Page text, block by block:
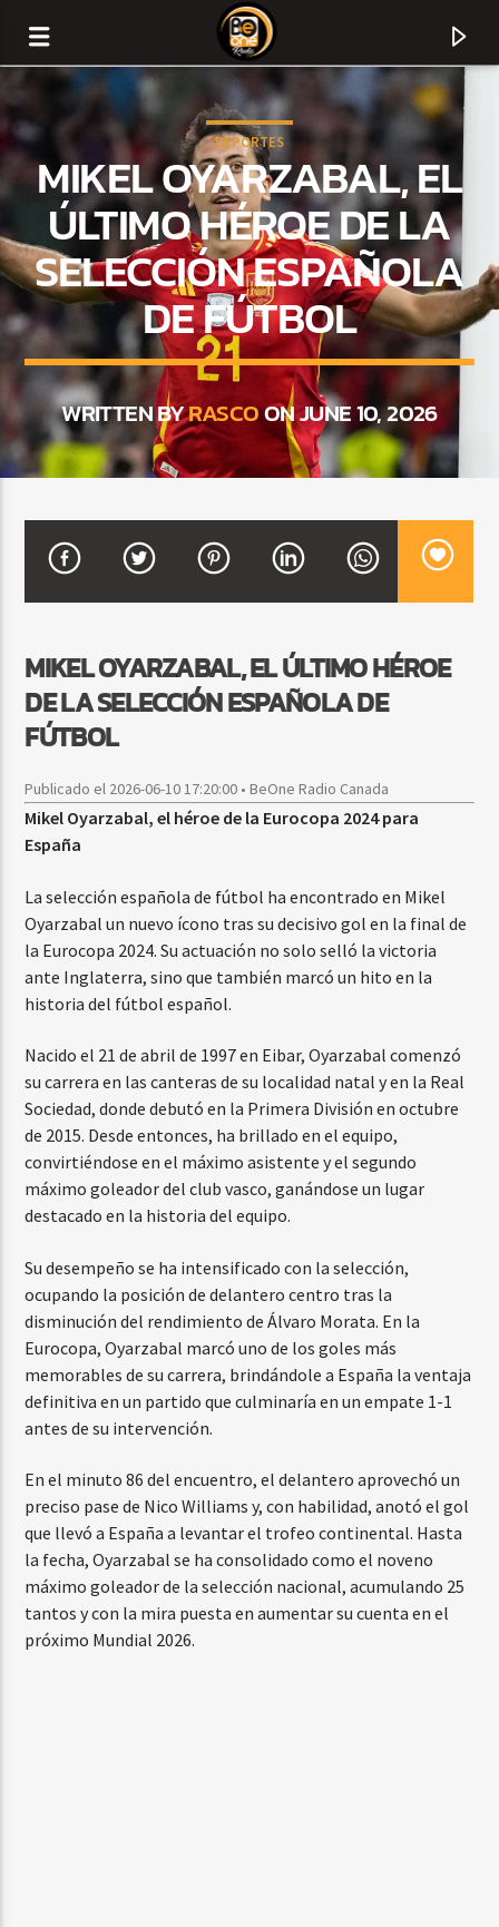
CURRENT TRACK
TITLE
ARTIST
2:00 AM 4:00 AM
DEPORTES
MIKEL OYARZABAL, EL
ÚLTIMO HÉROE DE LA
SELECCIÓN ESPAÑOLA
DE FÚTBOL
WRITTEN BYRASCOON JUNE 10, 2026
MIKEL OYARZABAL, EL ÚLTIMO HÉROE
DE LA SELECCIÓN ESPAÑOLA DE
FÚTBOL
Publicado el 2026-06-10 17:20:00 • BeOne Radio Canada
Mikel Oyarzabal, el héroe de la Eurocopa 2024 para
España
La selección española de fútbol ha encontrado en Mikel
Oyarzabal un nuevo ícono tras su decisivo gol en la final de
la Eurocopa 2024. Su actuación no solo selló la victoria
ante Inglaterra, sino que también marcó un hito en la
historia del fútbol español.
Nacido el 21 de abril de 1997 en Eibar, Oyarzabal comenzó
su carrera en las canteras de su localidad natal y en la Real
Sociedad, donde debutó en la Primera División en octubre
de 2015. Desde entonces, ha brillado en el equipo,
convirtiéndose en el máximo asistente y el segundo
máximo goleador del club vasco, ganándose un lugar
destacado en la historia del equipo.
Su desempeño se ha intensificado con la selección,
ocupando la posición de delantero centro tras la
disminución del rendimiento de Álvaro Morata. En la
Eurocopa, Oyarzabal marcó uno de los goles más
memorables de su carrera, brindándole a España la ventaja
definitiva en un partido que culminaría en un empate 1-1
antes de su intervención.
En el minuto 86 del encuentro, el delantero aprovechó un
preciso pase de Nico Williams y, con habilidad, anotó el gol
que llevó a España a levantar el trofeo continental. Hasta
la fecha, Oyarzabal se ha consolidado como el noveno
máximo goleador de la selección nacional, acumulando 25
tantos y con la mira puesta en aumentar su cuenta en el
próximo Mundial 2026.